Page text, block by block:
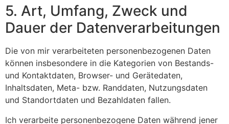
5. Art, Umfang, Zweck und
Dauer der Datenverarbeitungen
Die von mir verarbeiteten personenbezogenen Daten
können insbesondere in die Kategorien von Bestands-
und Kontaktdaten, Browser- und Gerätedaten,
Inhaltsdaten, Meta- bzw. Randdaten, Nutzungsdaten
und Standortdaten und Bezahldaten fallen.
Ich verarbeite personenbezogene Daten während jener